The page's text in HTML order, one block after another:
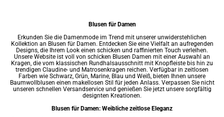
Blusen für Damen
Erkunden Sie die Damenmode im Trend mit unserer unwiderstehlichen
Kollektion an Blusen für Damen. Entdecken Sie eine Vielfalt an aufregenden
Designs, die Ihrem Look einen schicken und raffinierten Touch verleihen.
Unsere Website ist voll von schicken Blusen Damen mit einer Auswahl an
Kragen, die vom klassischen Rundhalsausschnitt mit Knopfleiste bis hin zu
trendigen Claudine- und Matrosenkragen reichen. Verfügbar in zeitlosen
Farben wie Schwarz, Grün, Marine, Blau und Weiß, bieten Ihnen unsere
Baumwollblusen einen makellosen Stil für jeden Anlass. Verpassen Sie nicht
unseren schnellen Versandservice und genießen Sie jetzt unsere sorgfältig
designten Kreationen.
Blusen für Damen: Weibliche zeitlose Eleganz